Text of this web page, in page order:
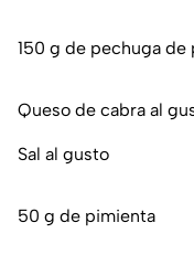
150 g de pechuga de
Queso de cabra al
Sal al gusto
50 g de pimienta